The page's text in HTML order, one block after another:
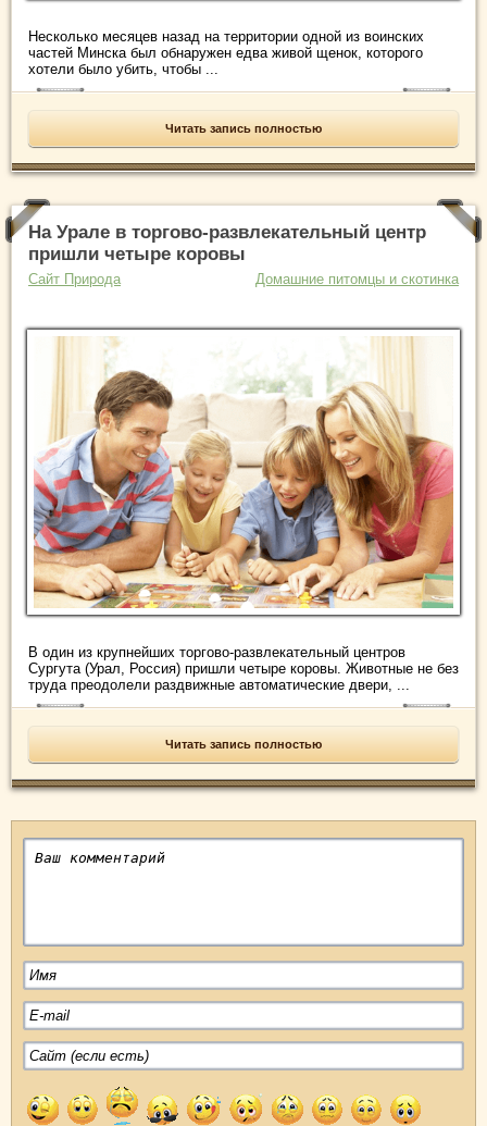
Несколько месяцев назад на территории одной из воинских
частей Минска был обнаружен едва живой щенок, которого
хотели было убить, чтобы ...
Читать запись полностью
На Урале в торгово-развлекательный центр
пришли четыре коровы
Сайт Природа Домашние питомцы и скотинка
В один из крупнейших торгово-развлекательный центров
Сургута (Урал, Россия) пришли четыре коровы. Животные не без
труда преодолели раздвижные автоматические двери, ...
Читать запись полностью